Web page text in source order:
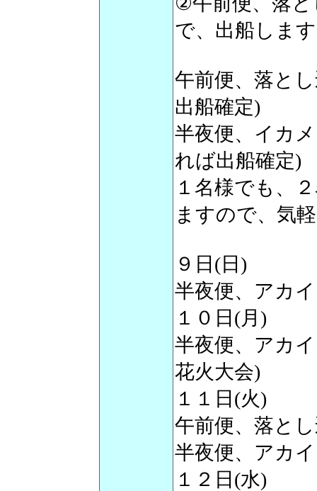
で、出船しま
午前便、落と
出船確定)
半夜便、イカ
れば出船確定)
１名様でも、
ますので、気
９日(日)
半夜便、アカ
１０日(月)
半夜便、アカ
花火大会)
１１日(火)
午前便、落と
半夜便、アカ
１２日(水)